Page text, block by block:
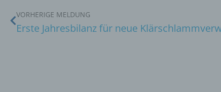
VORHERIGE MELDUNG
Erste Jahresbilanz für neue